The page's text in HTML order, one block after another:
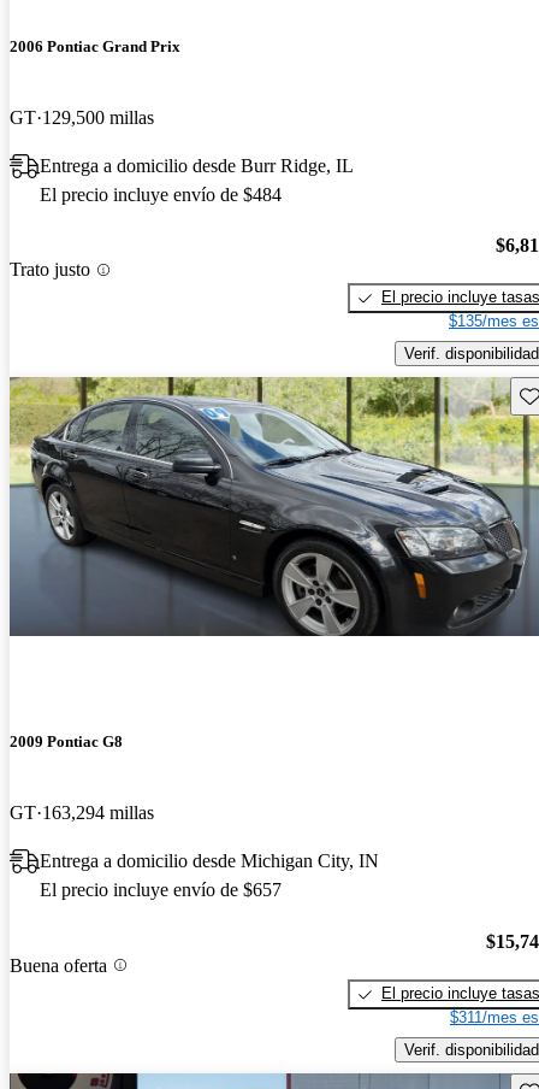
2006 Pontiac Grand Prix
GT 129,500 millas
Entrega a domicilio desde Burr Ridge, IL
El precio incluye envío de $484
Trato justo
El precio incluye tasas
$135/mes
Verif. disponibilidad
2009 Pontiac G8
GT 163,294 millas
Entrega a domicilio desde Michigan City, IN
El precio incluye envío de $657
Buena oferta
El precio incluye tasas
$311/mes
Verif. disponibilidad